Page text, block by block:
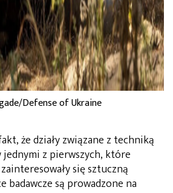
Defense of Ukraine
że działy związane z techniką
z pierwszych, które
się sztuczną
badawcze są prowadzone na